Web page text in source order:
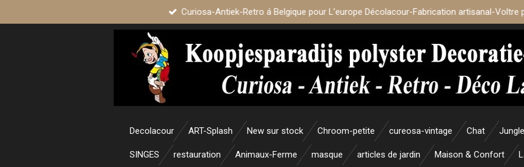
Curiosa-Antiek-Retro á Belgique pour L’europe Décolacour-Fabrication artisanal-
Decolacour ART-Splash New sur stock Chroom-petite cureosa-vintage Chat
SINGES restauration Animaux-Ferme masque articles de jardin Maison & Confort